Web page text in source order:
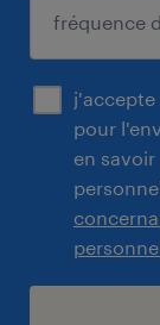
j'accepte
pour
en